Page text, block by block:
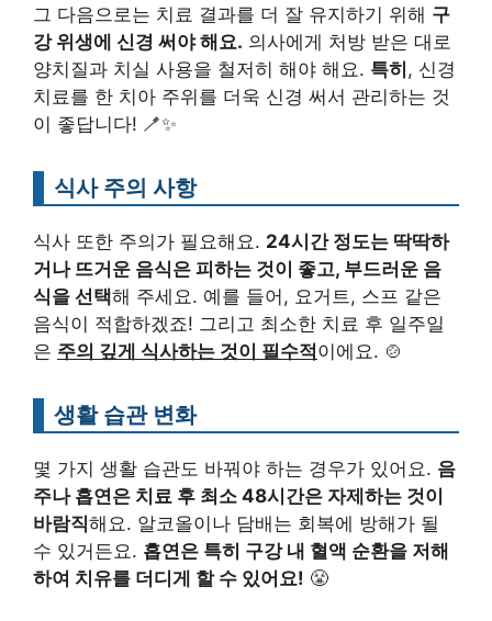
그 다음으로는 치료 결과를 더 잘 유지하기 위해 구
강 위생에 신경 써야 해요. 의사에게 처방 받은 대로
양치질과 치실 사용을 철저히 해야 해요. 특히, 신경
치료를 한 치아 주위를 더욱 신경 써서 관리하는 것
이 좋답니다! 🪥✨
식사 주의 사항
식사 또한 주의가 필요해요. 24시간 정도는 딱딱하
거나 뜨거운 음식은 피하는 것이 좋고, 부드러운 음
식을 선택해 주세요. 예를 들어, 요거트, 스프 같은
음식이 적합하겠죠! 그리고 최소한 치료 후 일주일
은 주의 깊게 식사하는 것이 필수적이에요. 🍲
생활 습관 변화
몇 가지 생활 습관도 바꿔야 하는 경우가 있어요. 음
주나 흡연은 치료 후 최소 48시간은 자제하는 것이
바람직해요. 알코올이나 담배는 회복에 방해가 될
수 있거든요. 흡연은 특히 구강 내 혈액 순환을 저해
하여 치유를 더디게 할 수 있어요! 😤